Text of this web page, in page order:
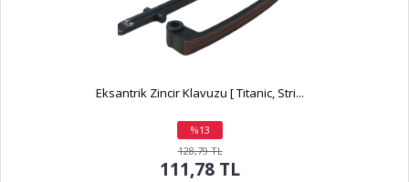
Eksantrik Zincir Klavuzu [ Titanic, Stri...
%13
indirim
128,79 TL
111,78 TL